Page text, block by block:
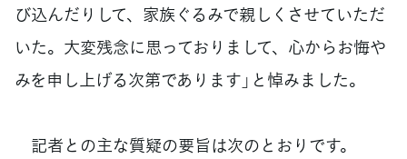
び込んだりして、家族ぐるみで親しくさせていただ
いた。大変残念に思っておりまして、心からお悔や
みを申し上げる次第であります」と悼みました。
記者との主な質疑の要旨は次のとおりです。